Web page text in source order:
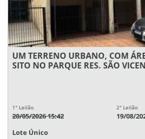
UM TERRENO URBANO, COM
SITO NO PARQUE RES. SÃO
1° Leilão
20/05/2026 15:42
2° Leilão
19/08/
Lote Único